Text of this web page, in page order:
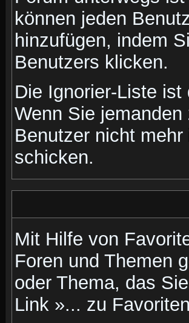
können jeden
hinzufügen, indem
Benutzers klicken.
Die Ignorier-Liste
Wenn Sie
Benutzer nicht
schicken.
Mit Hilfe von
Foren und Themen
oder Thema, das
Link »... zu